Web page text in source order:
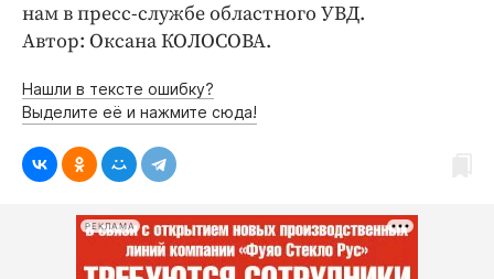
нам в пресс-службе областного УВД.
Автор: Оксана КОЛОСОВА.
Нашли в тексте ошибку?
Выделите её и нажмите сюда!
РЕКЛАМА